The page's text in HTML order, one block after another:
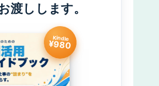
渡しします。
Kindle
¥980